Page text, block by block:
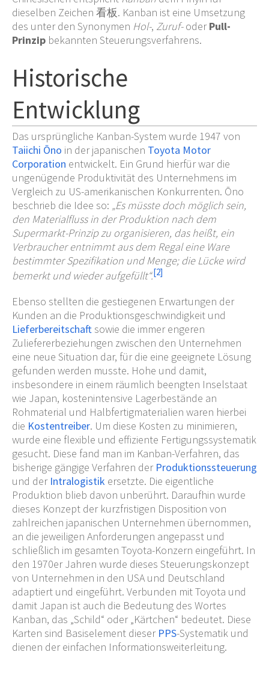
dieselben Zeichen 看板. Kanban ist eine Umsetzung
des unter den Synonymen Hol-, Zuruf-oderPull-
Prinzip bekannten Steuerungsverfahrens.
Historische
Entwicklung
Das ursprüngliche Kanban-System wurde 1947 von
Taiichi Ōno in der japanischen Toyota Motor
Corporation entwickelt. Ein Grund hierfür war die
ungenügende Produktivität des Unternehmens im
Vergleich zu US-amerikanischen Konkurrenten. Ōno
beschrieb die Idee so: „Es müsste doch möglich sein,
den Materialfluss in der Produktion nach dem
Supermarkt-Prinzip zu organisieren, das heißt, ein
Verbraucher entnimmt aus dem Regal eine Ware
bestimmter Spezifikation und Menge; die Lücke wird
bemerkt und wieder aufgefüllt“.[2]
Ebenso stellten die gestiegenen Erwartungen der
Kunden an die Produktionsgeschwindigkeit und
Lieferbereitschaft sowie die immer engeren
Zuliefererbeziehungen zwischen den Unternehmen
eine neue Situation dar, für die eine geeignete Lösung
gefunden werden musste. Hohe und damit,
insbesondere in einem räumlich beengten Inselstaat
wie Japan, kostenintensive Lagerbestände an
Rohmaterial und Halbfertigmaterialien waren hierbei
die Kostentreiber. Um diese Kosten zu minimieren,
wurde eine flexible und effiziente Fertigungssystematik
gesucht. Diese fand man im Kanban-Verfahren, das
bisherige gängige Verfahren der Produktionssteuerung
und der Intralogistik ersetzte. Die eigentliche
Produktion blieb davon unberührt. Daraufhin wurde
dieses Konzept der kurzfristigen Disposition von
zahlreichen japanischen Unternehmen übernommen,
an die jeweiligen Anforderungen angepasst und
schließlich im gesamten Toyota-Konzern eingeführt. In
den 1970er Jahren wurde dieses Steuerungskonzept
von Unternehmen in den USA und Deutschland
adaptiert und eingeführt. Verbunden mit Toyota und
damit Japan ist auch die Bedeutung des Wortes
Kanban, das „Schild“ oder „Kärtchen“ bedeutet. Diese
Karten sind Basiselement dieser PPS-Systematik und
dienen der einfachen Informationsweiterleitung.